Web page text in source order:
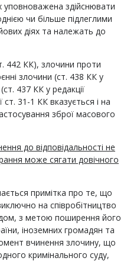
уповноважена здійснювати
чи більше підлеглими
діях та належать до
442 КК), злочини проти
злочини (ст. 438 КК у
437 КК у редакції
31-1 КК вказується і на
зброї масового
до відповідальності не
може сягати довічного
примітка про те, що
на співробітництво
з метою поширення його
іноземних громадян та
вчинення злочину, що
кримінального суду,